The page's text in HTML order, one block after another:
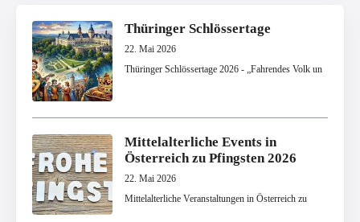
Thüringer Schlössertage
22. Mai 2026
Thüringer Schlössertage 2026 - „Fahrendes Volk un
Mittelalterliche Events in
Österreich zu Pfingsten 2026
22. Mai 2026
Mittelalterliche Veranstaltungen in Österreich zu